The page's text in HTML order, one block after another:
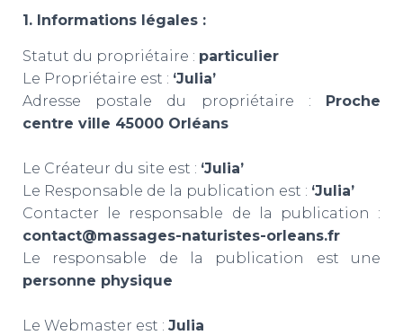
1. Informations légales :
Statut du propriétaire : particulier
Le Propriétaire est : ‘Julia’
Adresse postale du propriétaire : Proche
centre ville 45000 Orléans
Le Créateur du site est : ‘Julia’
Le Responsable de la publication est : ‘Julia’
Contacter le responsable de la publication :
contact@massages-naturistes-orleans.fr
Le responsable de la publication est une
personne physique
Le Webmaster est : Julia